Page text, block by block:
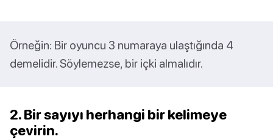
Örneğin: Bir oyuncu 3 numaraya ulaştığında 4
demelidir. Söylemezse, bir içki almalıdır.
2. Bir sayıyı herhangi bir kelimeye
çevirin.